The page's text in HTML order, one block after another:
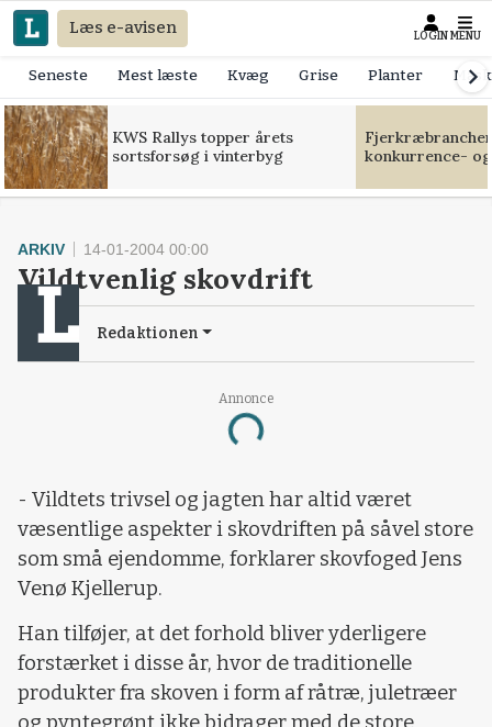
Læs e-avisen LOGIN MENU
Seneste Mest læste Kvæg Grise Planter
KWS Rallys topper årets
sortsforsøg i vinterbyg
konkurrence-
Annonce
Loading...
ARKIV 14-01-2004 00:00
Vildtvenlig skovdrift
Redaktionen
- Vildtets trivsel og jagten har altid været
væsentlige aspekter i skovdriften på såvel store
som små ejendomme, forklarer skovfoged Jens
Venø Kjellerup.
Han tilføjer, at det forhold bliver yderligere
forstærket i disse år, hvor de traditionelle
produkter fra skoven i form af råtræ, juletræer